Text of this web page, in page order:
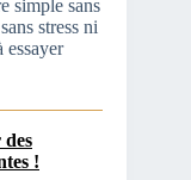
simple sans
stress ni
essayer
!